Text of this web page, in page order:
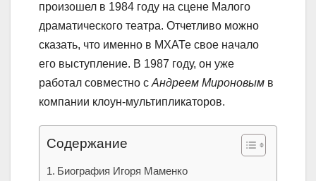
произошел в 1984 году на сцене Малого
драматического театра. Отчетливо можно
сказать, что именно в МХАТе свое начало
его выступление. В 1987 году, он уже
работал совместно с Андреем Мироновым в
компании клоун-мультипликаторов.
Содержание
Биография Игоря Маменко